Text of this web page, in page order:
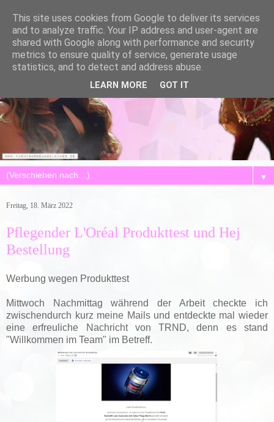
▼
Freitag, 18. März 2022
Pflegender L'Oréal Produkttest und Hej
Bestellung
Werbung wegen Produkttest
Mittwoch Nachmittag während der Arbeit checkte ich
zwischendurch kurz meine Mails und entdeckte mal wieder
eine erfreuliche Nachricht von TRND, denn es stand
"Willkommen im Team" im Betreff.
This site uses cookies from Google to deliver its services
and to analyze traffic. Your IP address and user-agent are
shared with Google along with performance and security
metrics to ensure quality of service, generate usage
statistics, and to detect and address abuse.
LEARN MORE GOT IT